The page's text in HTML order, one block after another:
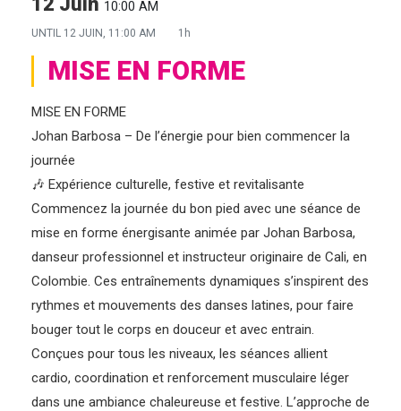
10:00 AM
UNTIL 12 JUIN, 11:00 AM 1h
MISE EN FORME
MISE EN FORME
Johan Barbosa – De l’énergie pour bien commencer la
journée
🎶 Expérience culturelle, festive et revitalisante
Commencez la journée du bon pied avec une séance de
mise en forme énergisante animée par Johan Barbosa,
danseur professionnel et instructeur originaire de Cali, en
Colombie. Ces entraînements dynamiques s’inspirent des
rythmes et mouvements des danses latines, pour faire
bouger tout le corps en douceur et avec entrain.
Conçues pour tous les niveaux, les séances allient
cardio, coordination et renforcement musculaire léger
dans une ambiance chaleureuse et festive. L’approche de